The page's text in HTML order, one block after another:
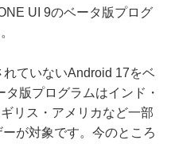
UI 9のベータ版プログ
ていないAndroid 17をベ
版プログラムはインド・
リス・アメリカなど一部
が対象です。今のところ